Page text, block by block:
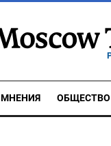
МНЕНИЯ ОБЩЕСТВО